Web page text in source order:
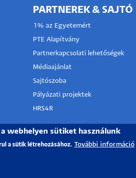
PARTNEREK & SAJTÓ
1% az Egyetemért
PTE Alapítvány
Partnerkapcsolati lehetőségek
Médiaajánlat
Sajtószoba
Pályázati projektek
HRS4R
webhelyen sütiket használunk
a sütik létrehozásához. További információ